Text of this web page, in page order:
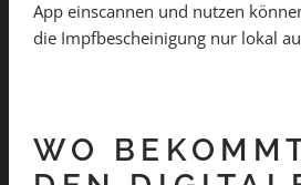
App einscannen und nutzen
die Impfbescheinigung nur lokal
WO